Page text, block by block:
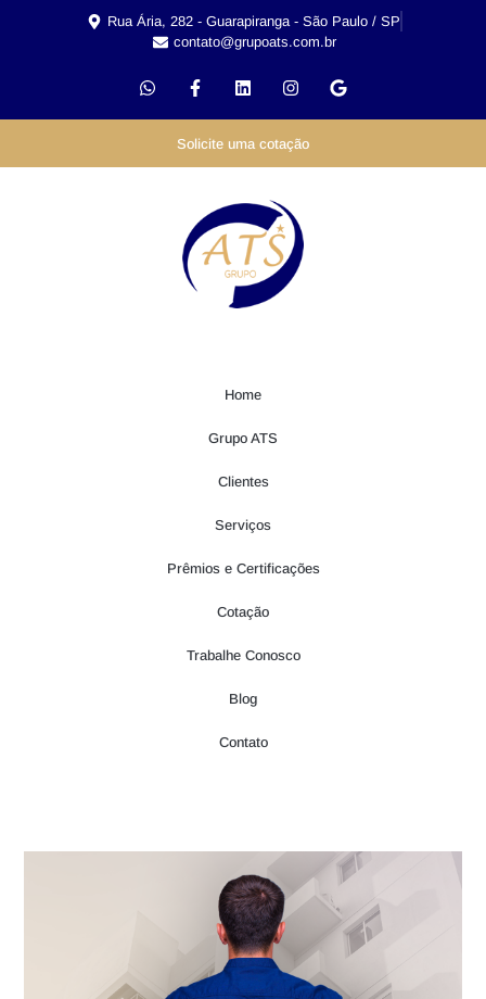
Rua Ária, 282 - Guarapiranga - São Paulo / SP
contato@grupoats.com.br
Solicite uma cotação
Home
Grupo ATS
Clientes
Serviços
Prêmios e Certificações
Cotação
Trabalhe Conosco
Blog
Contato